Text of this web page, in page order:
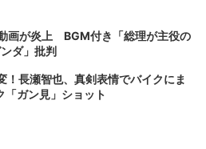
画が炎上 BGM付き「総理が主役の
ダ」批判
！長瀬智也、真剣表情でバイクにま
「ガン見」ショット